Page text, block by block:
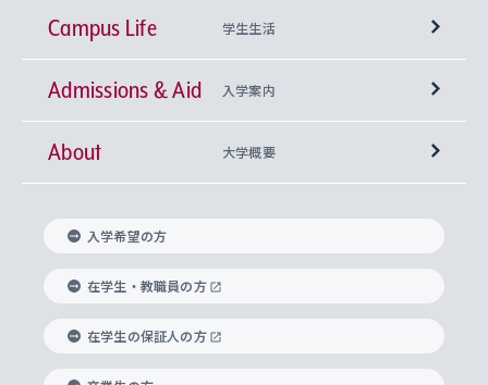
神学部
文学部
総合人間科学部
経済学部
外国語学部
興味から学科を探す
上智大学の全学共通教育
基盤教育センター
キリスト教人間学
身体知
思考と表現
上智大学の語学教育
言語教育研究センター
上智大学のグローバル教育
グローバル教育センター
上智大学で学ぶ
学びのサポート
大学院
研究所 等
キリスト教文化研究所
中世思想研究所
国際言語情報研究所
グローバル・コンサーン研究所
Sophia Open Research Weeks (SORW)
産官学連携
知的財産
研究支援制度
重点領域研究・自由課題研究
研究活動に関する法令・研究費の使用について
Campus Life 学生生活
学期区分と授業時間割
課外活動
課外教育プログラム
ボランティア活動
グローバルな学びのコミュニティ
学生の相談窓口
心身の健康相談
キャリア形成サポート
Admissions & Aid 入学案内
上智大学で取得できる学位
入れの方針）
科目等履修生
研究生・外国人特別研究生・国費留学生
About 大学概要
理事長・学長メッセージ
学長・副学長紹介
上智大学の精神
上智大学の理念
グローバルエンゲージメント
入学希望の方
在学生・教職員の方
在学生の保証人の方